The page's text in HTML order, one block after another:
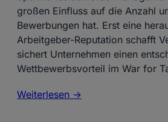
großen Einfluss auf die Anzahl
Bewerbungen hat. Erst eine
Arbeitgeber-Reputation schafft
sichert Unternehmen einen
Wettbewerbsvorteil im War for
Weiterlesen ->